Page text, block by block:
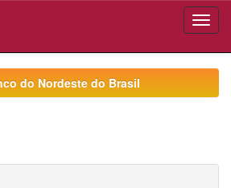
do Nordeste do Brasil